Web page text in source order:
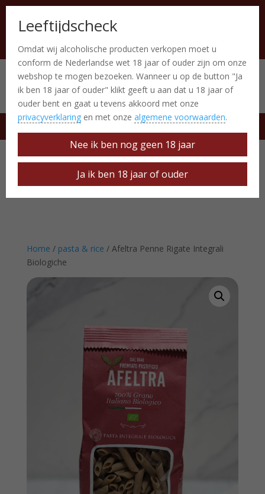
Italiaanse producten 0 Items
free delivery at € 50
Home / pasta & rice / Afeltra Penne Rigate Integrali
Biologiche
Leeftijdscheck
Omdat wij alcoholische producten verkopen moet u
conform de Nederlandse wet 18 jaar of ouder zijn om onze
webshop te mogen bezoeken. Wanneer u op de button "Ja
ik ben 18 jaar of ouder" klikt geeft u aan dat u 18 jaar of
ouder bent en gaat u tevens akkoord met onze
privacyverklaring en met onze algemene voorwaarden.
Nee ik ben nog geen 18 jaar
Ja ik ben 18 jaar of ouder